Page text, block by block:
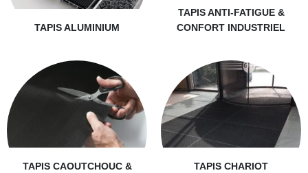
TAPIS ALUMINIUM
TAPIS ANTI-FATIGUE &
CONFORT INDUSTRIEL
TAPIS CAOUTCHOUC &
TAPIS CHARIOT